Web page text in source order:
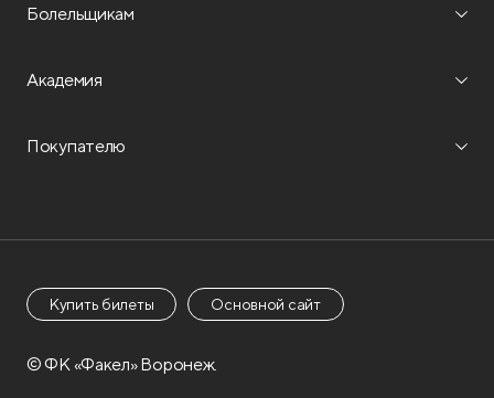
Болельщикам
Академия
Покупателю
Купить билеты Основной сайт
© ФК «Факел» Воронеж.